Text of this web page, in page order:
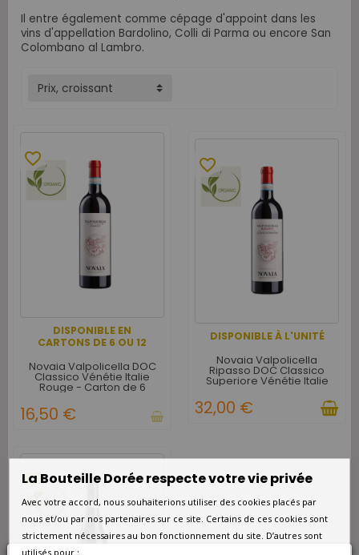
Il entre également comme cépage d'appoint dans les
vins d'appellation Bardolino, Colli di Parma ou encore San
Colombano al Lambro.
Prix, croissant
DISPONIBLE EN
CARTONS DE 6 OU 12
favorite_border
Novaia Valpolicella DOC
Classico Vénétie Italie
Rouge - Carton de 6
16,50 €
DISPONIBLE À L'UNITÉ
favorite_border
Novaia Valpolicella
Ripasso DOC Classico
Superiore Vénétie Italie
32,00 €
favorite_border
La Bouteille Dorée respecte votre vie privée
Avec votre accord, nous souhaiterions utiliser des cookies placés par
nous et/ou par nos partenaires sur ce site. Certains de ces cookies sont
strictement nécessaires au bon fonctionnement du site. D’autres sont
utilisés pour :